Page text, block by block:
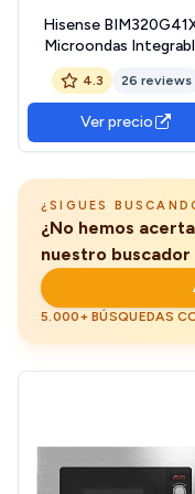
Hisense
Microondas
1000W, 20L, Alto
Ancho 59.5cm, Color
5 Niveles de Potencia,
Programas
Preestablecidos,
4.3 26 reviews
Ver precio
¿SIGUES
¿No hemos
nuestro
5.000+ BÚSQUEDAS